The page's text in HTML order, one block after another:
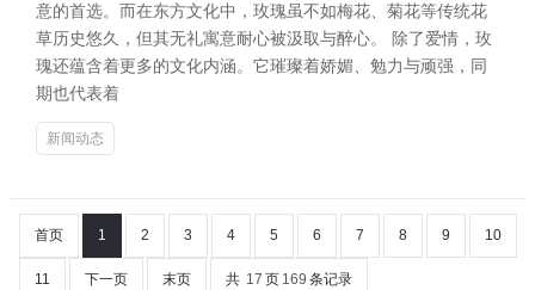
意的首选。而在东方文化中，玫瑰虽不如梅花、菊花等传统花
草历史悠久，但其无礼寓意耐心被汲取与醉心。 除了爱情，玫
瑰还蕴含着更多的文化内涵。它璀璨着娇媚、勉力与顽强，同
期也代表着
新闻动态
首页 1 2 3 4 5 6 7 8 9 10
11 下一页 末页 共 17 页 169 条记录